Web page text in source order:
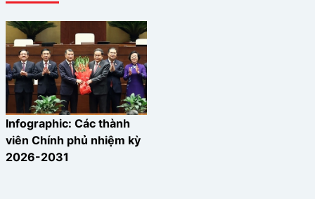
Infographic: Các thành
viên Chính phủ nhiệm kỳ
2026-2031